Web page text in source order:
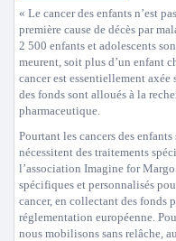
« Le cancer des enfants n’est
première cause de décès par
2 500 enfants et adolescents
meurent, soit plus d’un enfant
cancer est essentiellement axée
des fonds sont alloués à la
pharmaceutique.
Pourtant les cancers des
nécessitent des traitements
l’association Imagine for
spécifiques et personnalisés
cancer, en collectant des fonds
réglementation européenne.
nous mobilisons sans relâche,